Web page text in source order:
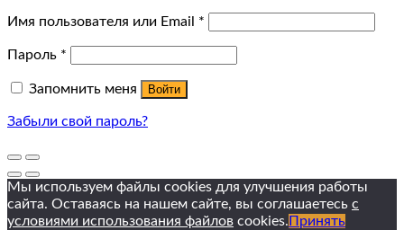
Имя пользователя или Email *
Пароль *
Запомнить меня Войти
Забыли свой пароль?
Мы используем файлы cookies для улучшения работы
сайта. Оставаясь на нашем сайте, вы соглашаетесь с
условиями использования файлов cookies. Принять